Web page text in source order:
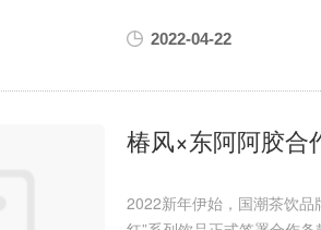
2022-04-22
椿风×东阿阿胶合
2022新年伊始，国潮茶饮品